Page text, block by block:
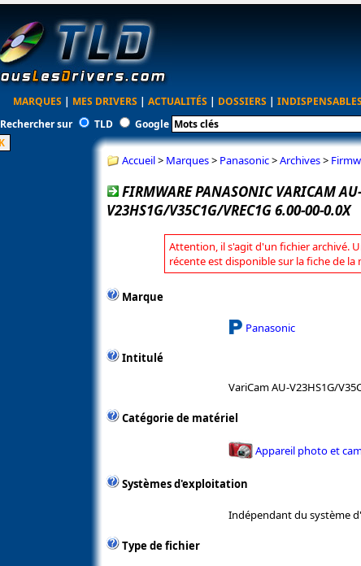
MARQUES | MES DRIVERS | ACTUALITÉS | DOSSIERS | INDISPENSABLES
Rechercher sur
TLD Google
Accueil> Marques> Panasonic>Archives>
FIRMWARE PANASONIC VARICAM AU-
V23HS1G/V35C1G/VREC1G 6.00-00-0.0X
Attention, il s'agit d'un fichier archivé.
récente est disponible sur la fiche de la
Marque
Panasonic
Intitulé
VariCam AU-V23HS1G/
Catégorie de matériel
Appareil photo et
Systèmes d'exploitation
Indépendant du système
Type de fichier